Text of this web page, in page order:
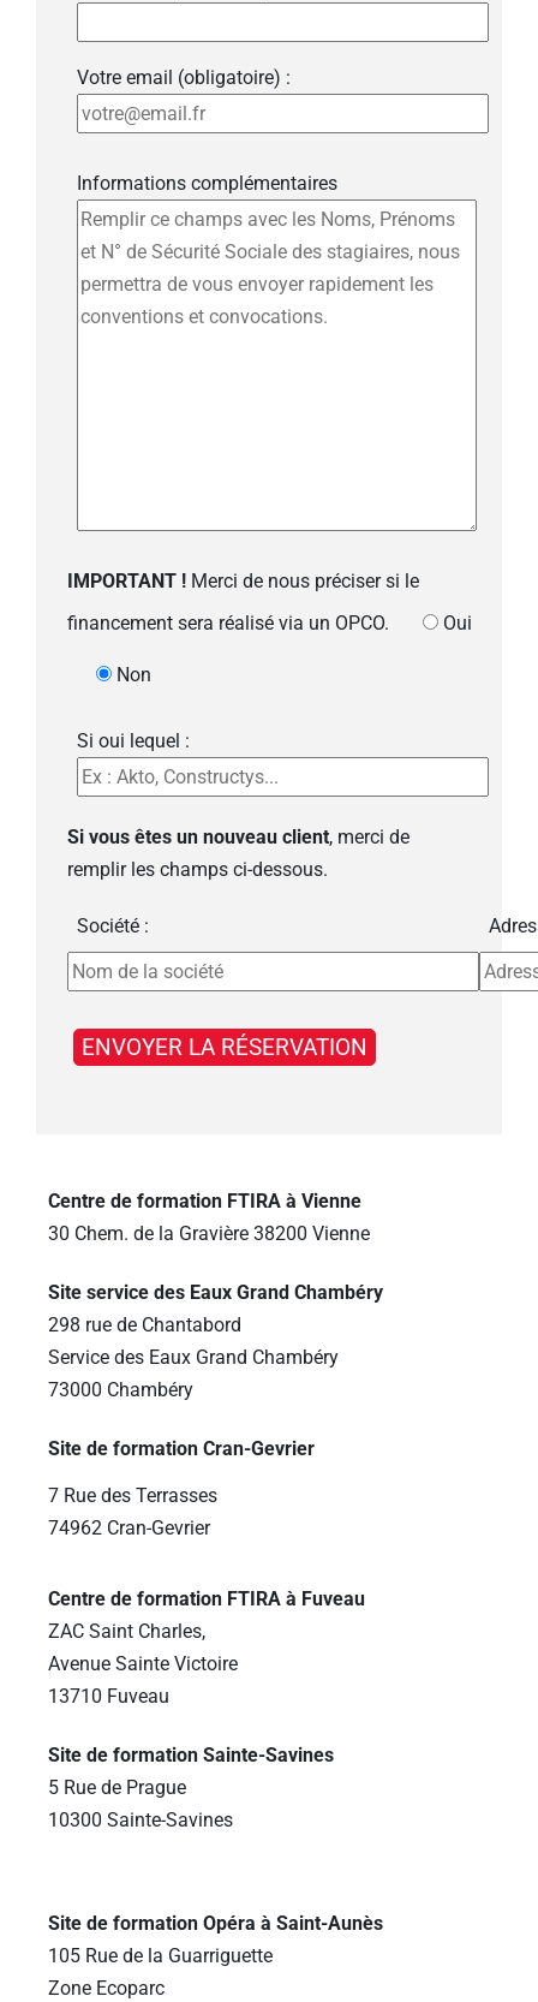
Votre email (obligatoire) :
Informations complémentaires
IMPORTANT ! Merci de nous préciser si le
financement sera réalisé via un OPCO.
Oui
Non
Si oui lequel :
Si vous êtes un nouveau client, merci de
remplir les champs ci-dessous.
Société :
Centre de formation FTIRA à Vienne
30 Chem. de la Gravière 38200 Vienne
Site service des Eaux Grand Chambéry
298 rue de Chantabord
Service des Eaux Grand Chambéry
73000 Chambéry
Site de formation Cran-Gevrier
7 Rue des Terrasses
74962 Cran-Gevrier
Centre de formation FTIRA à Fuveau
ZAC Saint Charles,
Avenue Sainte Victoire
13710 Fuveau
Site de formation Sainte-Savines
5 Rue de Prague
10300 Sainte-Savines
Site de formation Opéra à Saint-Aunès
105 Rue de la Guarriguette
Zone Ecoparc